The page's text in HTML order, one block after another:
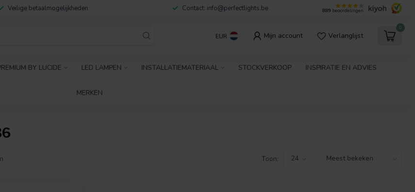
Veilige betaalmogelijkheden Contact: info@perfectlights.be 889 beoordelingen
EUR Mijn account Verlanglijst
0
BY LUCIDE LED LAMPEN INSTALLATIEMATERIAAL STOCKVERKOOP INSPIRATIE EN ADVIES
MERKEN
Toon: